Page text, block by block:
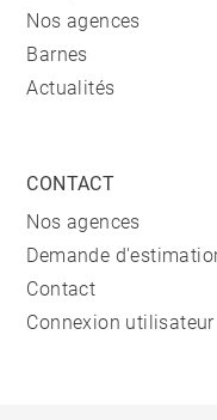
Nos agences
Barnes
Actualités
CONTACT
Nos agences
Demande
Contact
Connexion utilisateur